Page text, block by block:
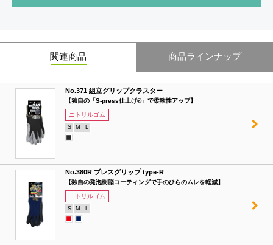
関連商品 商品ラインナップ
No.371 組立グリップクラスター
【独自の「S-press仕上げ®」で柔軟性アップ】
ニトリルゴム
S M
No.380R ブレスグリップ type-R
【独自の発泡樹脂コーティングで手のひらのムレを軽減】
ニトリルゴム
S M